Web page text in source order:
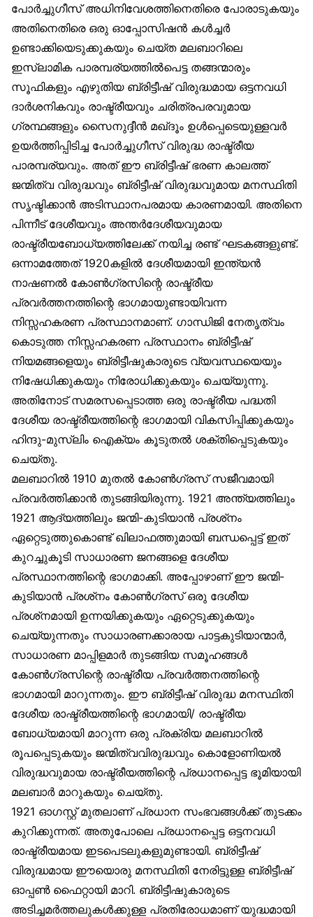
പോർച്ചുഗീസ് അധിനിവേശത്തിനെതിരെ പോരാടുകയും
അതിനെതിരെ ഒരു ഓപ്പോസിഷൻ കൾച്ചർ
ഉണ്ടാക്കിയെടുക്കുകയും ചെയ്ത മലബാറിലെ
ഇസ്‌ലാമിക പാരമ്പര്യത്തിൽപെട്ട തങ്ങന്മാരും
സൂഫികളും എഴുതിയ ബ്രിട്ടീഷ് വിരുദ്ധമായ ഒട്ടനവധി
ദാർശനികവും രാഷ്ട്രീയവും ചരിത്രപരവുമായ
ഗ്രന്ഥങ്ങളും സൈനുദ്ദീൻ മഖ്ദൂം ഉൾപ്പെടെയുള്ളവർ
ഉയർത്തിപ്പിടിച്ച പോർച്ചുഗീസ് വിരുദ്ധ രാഷ്ട്രീയ
പാരമ്പര്യവും. അത് ഈ ബ്രിട്ടീഷ് ഭരണ കാലത്ത്
ജന്മിത്വ വിരുദ്ധവും ബ്രിട്ടീഷ് വിരുദ്ധവുമായ മനസ്ഥിതി
സൃഷ്ടിക്കാൻ അടിസ്ഥാനപരമായ കാരണമായി. അതിനെ
പിന്നീട് ദേശീയവും അന്തർദേശീയവുമായ
രാഷ്ട്രീയബോധ്യത്തിലേക്ക് നയിച്ച രണ്ട് ഘടകങ്ങളുണ്ട്.
ഒന്നാമത്തേത് 1920കളിൽ ദേശീയമായി ഇന്ത്യൻ
നാഷണൽ കോൺഗ്രസിന്റെ രാഷ്ട്രീയ
പ്രവർത്തനത്തിന്റെ ഭാഗമായുണ്ടായിവന്ന
നിസ്സഹകരണ പ്രസ്ഥാനമാണ്. ഗാന്ധിജി നേതൃത്വം
കൊടുത്ത നിസ്സഹകരണ പ്രസ്ഥാനം ബ്രിട്ടീഷ്
നിയമങ്ങളെയും ബ്രിട്ടീഷുകാരുടെ വ്യവസ്ഥയെയും
നിഷേധിക്കുകയും നിരോധിക്കുകയും ചെയ്യുന്നു.
അതിനോട് സമരസപ്പെടാത്ത ഒരു രാഷ്ട്രീയ പദ്ധതി
ദേശീയ രാഷ്ട്രീയത്തിന്റെ ഭാഗമായി വികസിപ്പിക്കുകയും
ഹിന്ദു-മുസ്‌ലിം ഐക്യം കൂടുതൽ ശക്തിപ്പെടുകയും
ചെയ്തു.
മലബാറിൽ 1910 മുതൽ കോൺഗ്രസ് സജീവമായി
പ്രവർത്തിക്കാൻ തുടങ്ങിയിരുന്നു. 1921 അന്ത്യത്തിലും
1921 ആദ്യത്തിലും ജന്മി-കുടിയാൻ പ്രശ്‌നം
ഏറ്റെടുത്തുകൊണ്ട് ഖിലാഫത്തുമായി ബന്ധപ്പെട്ട് ഇത്
കുറച്ചുകൂടി സാധാരണ ജനങ്ങളെ ദേശീയ
പ്രസ്ഥാനത്തിന്റെ ഭാഗമാക്കി. അപ്പോഴാണ് ഈ ജന്മി-
കുടിയാൻ പ്രശ്‌നം കോൺഗ്രസ് ഒരു ദേശീയ
പ്രശ്‌നമായി ഉന്നയിക്കുകയും ഏറ്റെടുക്കുകയും
ചെയ്യുന്നതും സാധാരണക്കാരായ പാട്ടകുടിയാന്മാർ,
സാധാരണ മാപ്പിളമാർ തുടങ്ങിയ സമൂഹങ്ങൾ
കോൺഗ്രസിന്റെ രാഷ്ട്രീയ പ്രവർത്തനത്തിന്റെ
ഭാഗമായി മാറുന്നതും. ഈ ബ്രിട്ടീഷ് വിരുദ്ധ മനസ്ഥിതി
ദേശീയ രാഷ്ട്രീയത്തിന്റെ ഭാഗമായി/ രാഷ്ട്രീയ
ബോധ്യമായി മാറുന്ന ഒരു പ്രക്രിയ മലബാറിൽ
രൂപപ്പെടുകയും ജന്മിത്വവിരുദ്ധവും കൊളോണിയൽ
വിരുദ്ധവുമായ രാഷ്ട്രീയത്തിന്റെ പ്രധാനപ്പെട്ട ഭൂമിയായി
മലബാർ മാറുകയും ചെയ്തു.
1921 ഓഗസ്റ്റ് മുതലാണ് പ്രധാന സംഭവങ്ങൾക്ക് തുടക്കം
കുറിക്കുന്നത്. അതുപോലെ പ്രധാനപ്പെട്ട ഒട്ടനവധി
രാഷ്ട്രീയമായ ഇടപെടലുകളുമുണ്ടായി. ബ്രിട്ടീഷ്
വിരുദ്ധമായ ഈയൊരു മനസ്ഥിതി നേരിട്ടുള്ള ബ്രിട്ടീഷ്
ഓപ്പൺ ഫൈറ്റായി മാറി. ബ്രിട്ടീഷുകാരുടെ
അടിച്ചമർത്തലുകൾക്കുള്ള പ്രതിരോധമാണ് യുദ്ധമായി